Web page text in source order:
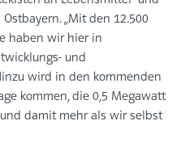
„Mit den 12.500
haben wir hier in
und
wird in den kommenden
kommen, die 0,5 Megawatt
damit mehr als wir selbst